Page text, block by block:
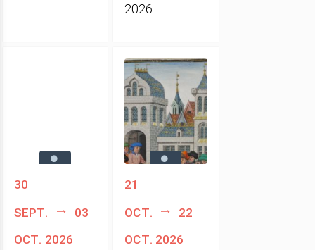
2026.
30
sept.
03
oct. 2026
21
oct.
22
oct. 2026